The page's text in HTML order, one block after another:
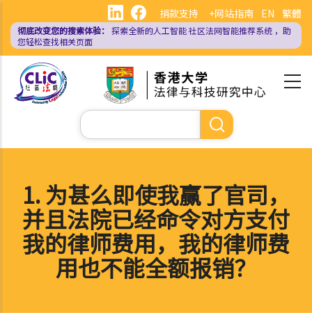
主
EN 繁體
捐款支持 +网站指南
彻底改变您的搜索体验： 探索全新的人工智能社区法网智能推荐系统 ，助
您轻松查找相关页面
搜
索
1. 为甚么即使我赢了官司，
并且法院已经命令对方支付
我的律师费用，我的律师费
用也不能全额报销？